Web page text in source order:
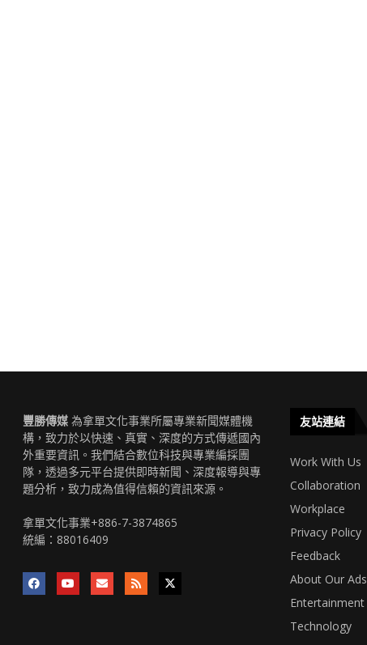
豐勝傳媒 為拿單文化事業所屬專業新聞媒體機
構，致力於以快速、真實、深度的方式傳遞國內
外重要資訊。我們結合數位科技與專業編採團
隊，透過多元平台提供即時新聞、深度報導與專
題分析，致力成為值得信賴的資訊來源。
拿單文化事業+886-7-3874865
統編：88016409
友站連結
Work With Us
Collaboration
Workplace
Privacy Policy
Feedback
About Our Ads
Entertainment
Technology